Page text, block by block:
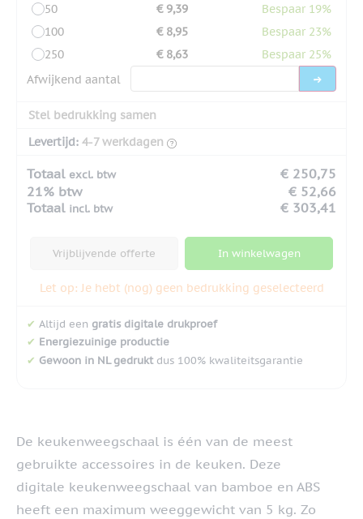
50
€ 9,39
Bespaar 19%
100
€ 8,95
Bespaar 23%
250
€ 8,63
Bespaar 25%
Afwijkend aantal
Stel bedrukking samen
Levertijd: 4-7 werkdagen
Totaal excl. btw
€ 250,75
21% btw
€ 52,66
Totaal incl. btw € 303,41
Vrijblijvende offerte In winkelwagen
Let op: Je hebt (nog) geen bedrukking geselecteerd
✔ Altijd een gratis digitale drukproef
✔ Energiezuinige productie
✔ Gewoon in NL gedruktdus 100% kwaliteitsgarantie
De keukenweegschaal is één van de meest
gebruikte accessoires in de keuken. Deze
digitale keukenweegschaal van bamboe en ABS
heeft een maximum weeggewicht van 5 kg. Zo